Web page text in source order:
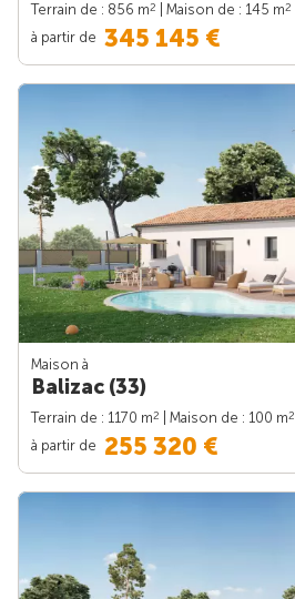
Terrain de : 856 m2 | Maison de : 145 m2
à partir de 345 145 €
Maison à
Balizac (33)
Terrain de : 1170 m2 | Maison de : 100 m2
à partir de 255 320 €